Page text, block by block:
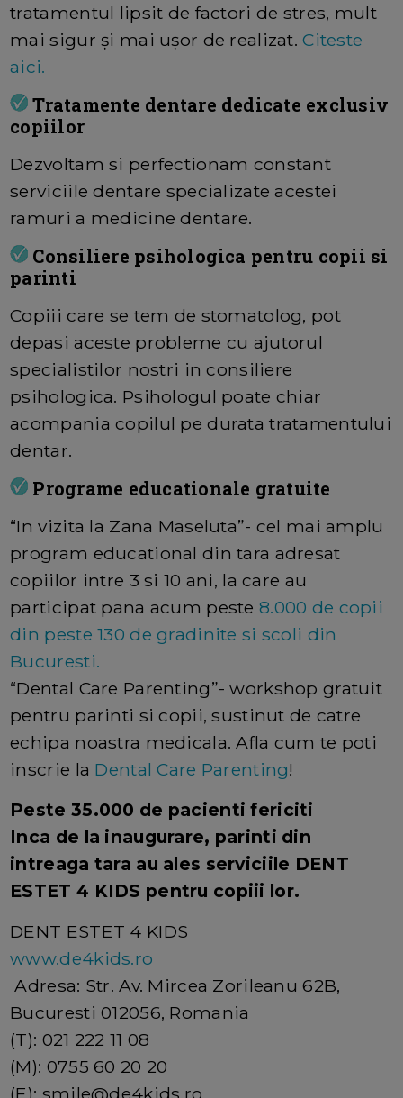
tratamentul lipsit de factori de stres, mult
mai sigur și mai ușor de realizat.Citeste
aici.
Tratamente dentare dedicate exclusiv
copiilor
Dezvoltam si perfectionam constant
serviciile dentare specializate acestei
ramuri a medicine dentare.
Consiliere psihologica pentru copii si
parinti
Copiii care se tem de stomatolog, pot
depasi aceste probleme cu ajutorul
specialistilor nostri in consiliere
psihologica. Psihologul poate chiar
acompania copilul pe durata tratamentului
dentar.
Programe educationale gratuite
“In vizita la Zana Maseluta”- cel mai amplu
program educational din tara adresat
copiilor intre 3 si 10 ani, la care au
participat pana acum peste 8.000 de copii
din peste 130 de gradinite si scoli din
Bucuresti.
“Dental Care Parenting”- workshop gratuit
pentru parinti si copii, sustinut de catre
echipa noastra medicala. Afla cum te poti
inscrie la Dental Care Parenting!
Peste 35.000 de pacienti fericiti
Inca de la inaugurare, parinti din
intreaga tara au ales serviciile DENT
ESTET 4 KIDS pentru copiii lor.
DENT ESTET 4 KIDS
www.de4kids.ro
Adresa: Str. Av. Mircea Zorileanu 62B,
Bucuresti 012056, Romania
(T): 021 222 11 08
(M): 0755 60 20 20
(E): smile@de4kids.ro